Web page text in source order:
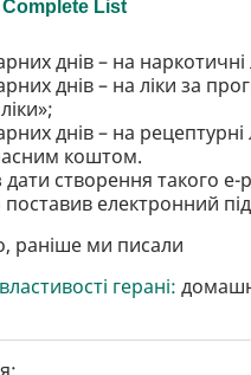
днів – на наркотичні
днів – на ліки за
днів – на рецептурні
коштом.
з дати створення такого
поставив електронний
раніше ми писали
герані: